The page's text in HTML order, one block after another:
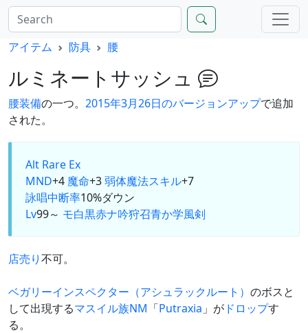
アイテム 防具 腰
ルミネートサッシュ
腰装備の一つ。 2015年3月26日のバージョンアップで追加
された。
Alt Rare Ex
MND+4 魔命+3弱体魔法スキル+7
詠唱中断率10%ダウン
Lv99～ モ白黒赤ナ吟狩召青か学風剣
店売り不可。
ベガリーインスペクター（アシュラックルート） のボスと
して出現するマスイル族NM 「Putraxia 」が ドロップす
る。